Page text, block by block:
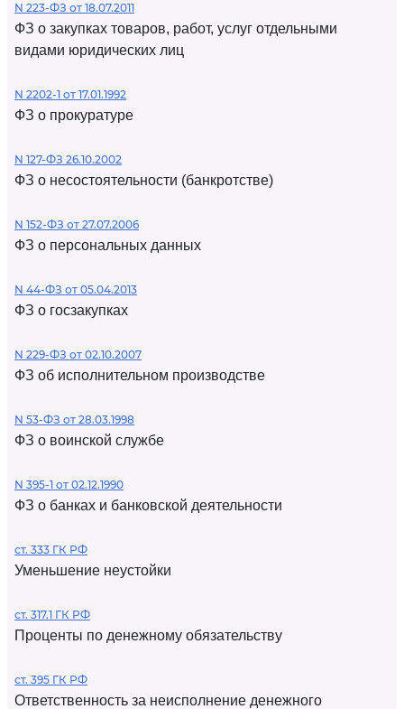
N 223-ФЗ от 18.07.2011
ФЗ о закупках товаров, работ, услуг отдельными
видами юридических лиц
N 2202-1 от 17.01.1992
ФЗ о прокуратуре
N 127-ФЗ 26.10.2002
ФЗ о несостоятельности (банкротстве)
N 152-ФЗ от 27.07.2006
ФЗ о персональных данных
N 44-ФЗ от 05.04.2013
ФЗ о госзакупках
N 229-ФЗ от 02.10.2007
ФЗ об исполнительном производстве
N 53-ФЗ от 28.03.1998
ФЗ о воинской службе
N 395-1 от 02.12.1990
ФЗ о банках и банковской деятельности
ст. 333 ГК РФ
Уменьшение неустойки
ст. 317.1 ГК РФ
Проценты по денежному обязательству
ст. 395 ГК РФ
Ответственность за неисполнение денежного